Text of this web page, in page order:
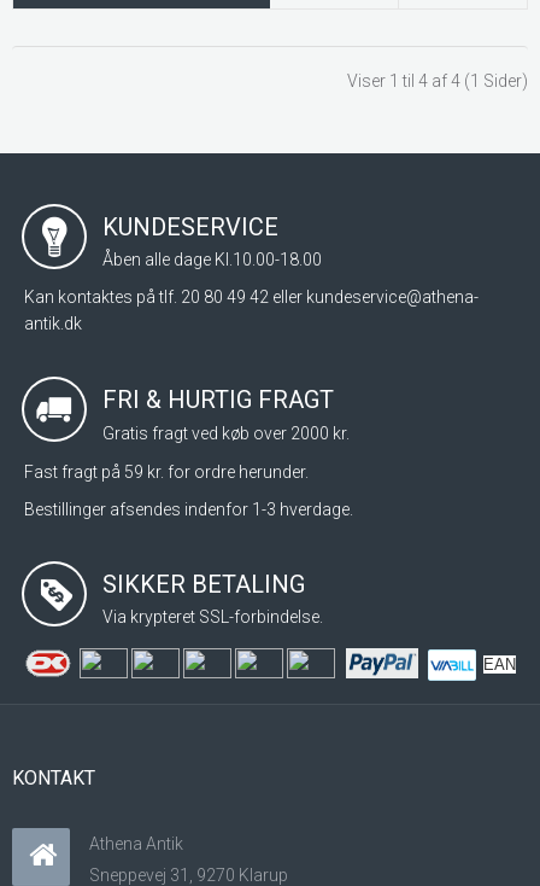
Viser 1 til 4 af 4 (1 Sider)
KUNDESERVICE
Åben alle dage Kl.10.00-18.00
Kan kontaktes på tlf. 20 80 49 42 eller kundeservice@athena-
antik.dk
FRI & HURTIG FRAGT
Gratis fragt ved køb over 2000 kr.
Fast fragt på 59 kr. for ordre herunder.
Bestillinger afsendes indenfor 1-3 hverdage.
SIKKER BETALING
Via krypteret SSL-forbindelse.
EAN
KONTAKT
Athena Antik
Sneppevej 31, 9270 Klarup